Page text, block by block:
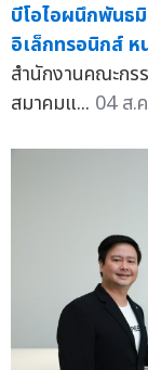
บีโอไอผนึกพันธ
อิเล็กทรอนิกส์ ห
สำนักงานคณะกร
สมาคมแ... 04 ส.